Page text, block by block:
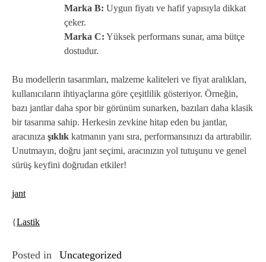
Marka B: Uygun fiyatı ve hafif yapısıyla dikkat
çeker.
Marka C: Yüksek performans sunar, ama bütçe
dostudur.
Bu modellerin tasarımları, malzeme kaliteleri ve fiyat aralıkları,
kullanıcıların ihtiyaçlarına göre çeşitlilik gösteriyor. Örneğin,
bazı jantlar daha spor bir görünüm sunarken, bazıları daha klasik
bir tasarıma sahip. Herkesin zevkine hitap eden bu jantlar,
aracınıza şıklık katmanın yanı sıra, performansınızı da artırabilir.
Unutmayın, doğru jant seçimi, aracınızın yol tutuşunu ve genel
sürüş keyfini doğrudan etkiler!
jant
{Lastik
Posted in Uncategorized